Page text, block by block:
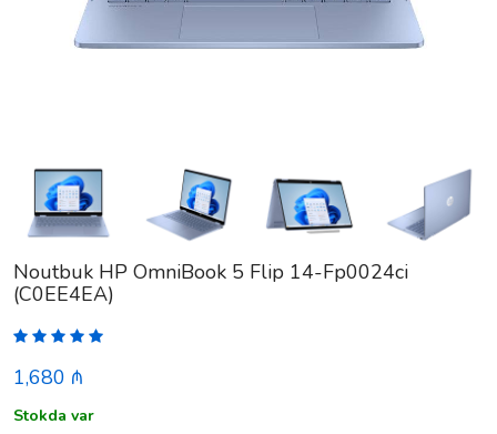
Noutbuk HP OmniBook 5 Flip 14-Fp0024ci
(C0EE4EA)
1,680 ₼
Stokda var